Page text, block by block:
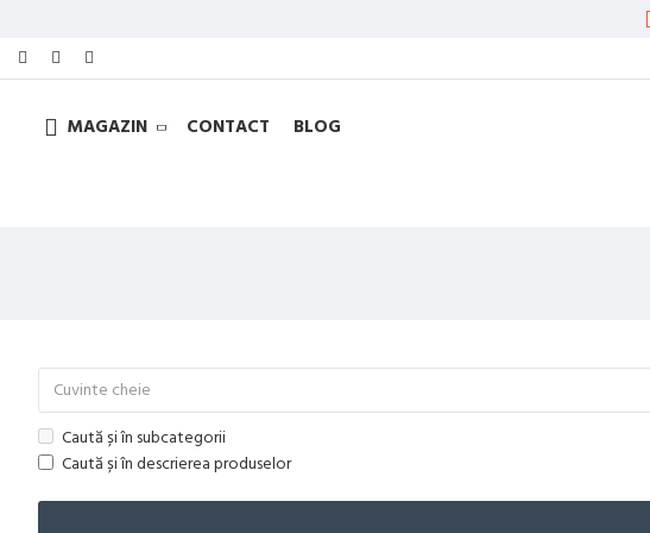
MAGAZIN CONTACT BLOG
Caută și în subcategorii
Caută și în descrierea produselor